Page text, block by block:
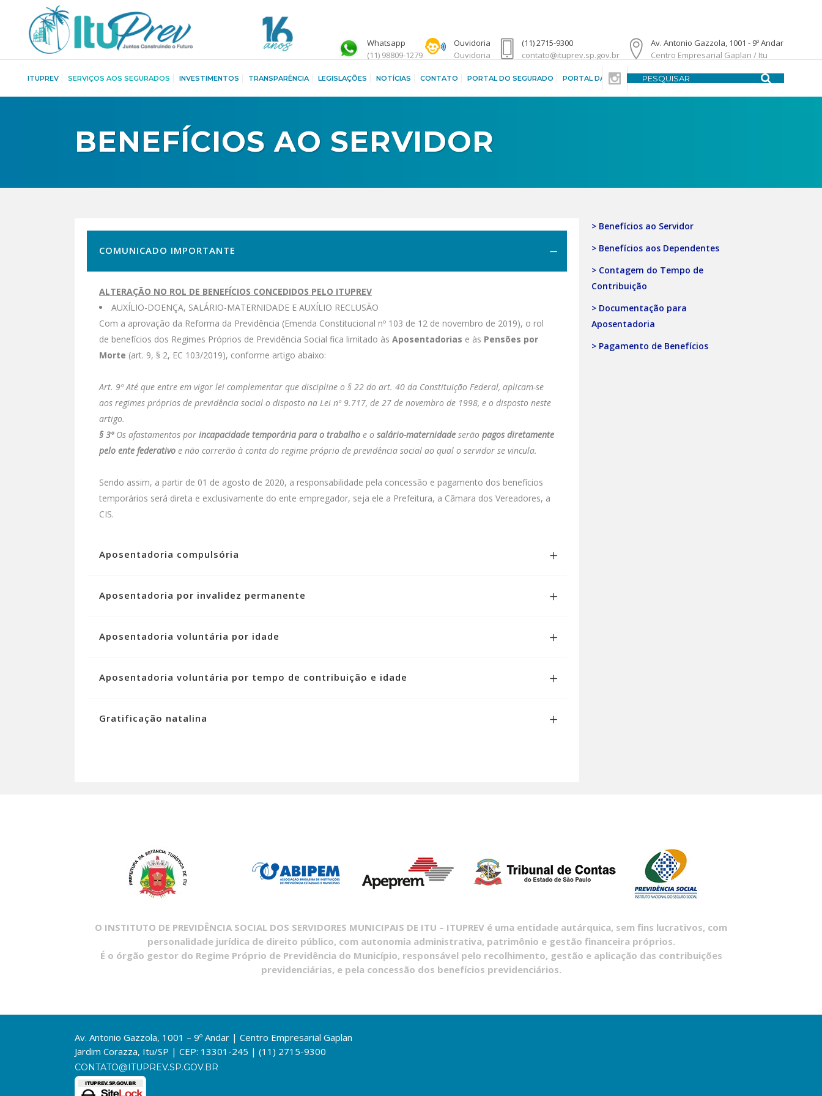
Whatsapp
(11) 98809-1279
Ouvidoria
Ouvidoria
(11) 2715-9300
contato@ituprev.sp.gov.br
Av. Antonio Gazzola, 1001 - 9º Andar
Centro Empresarial Gaplan / Itu
ITUPREV SERVIÇOS AOS SEGURADOS INVESTIMENTOS TRANSPARÊNCIA LEGISLAÇÕES NOTÍCIAS CONTATO PORTAL DO SEGURADO PORTAL DA TRANSPARÊNCIA CENTRAL DE ATENDIMENTO
BENEFÍCIOS AO SERVIDOR
COMUNICADO IMPORTANTE
ALTERAÇÃO NO ROL DE BENEFÍCIOS CONCEDIDOS PELO ITUPREV
AUXÍLIO-DOENÇA, SALÁRIO-MATERNIDADE E AUXÍLIO RECLUSÃO
Com a aprovação da Reforma da Previdência (Emenda Constitucional nº 103 de 12 de novembro de 2019), o rol
de benefícios dos Regimes Próprios de Previdência Social fica limitado às Aposentadorias e às Pensões por
Morte (art. 9, § 2, EC 103/2019), conforme artigo abaixo:
Art. 9º Até que entre em vigor lei complementar que discipline o § 22 do art. 40 da Constituição Federal, aplicam-se
aos regimes próprios de previdência social o disposto na Lei nº 9.717, de 27 de novembro de 1998, e o disposto neste
artigo.
§ 3º Os afastamentos por incapacidade temporária para o trabalho e o salário-maternidade serão pagos diretamente
pelo ente federativo e não correrão à conta do regime próprio de previdência social ao qual o servidor se vincula.
Sendo assim, a partir de 01 de agosto de 2020, a responsabilidade pela concessão e pagamento dos benefícios
temporários será direta e exclusivamente do ente empregador, seja ele a Prefeitura, a Câmara dos Vereadores, a
CIS.
Aposentadoria compulsória
Aposentadoria por invalidez permanente
Aposentadoria voluntária por idade
Aposentadoria voluntária por tempo de contribuição e idade
Gratificação natalina
> Benefícios ao Servidor
> Benefícios aos Dependentes
> Contagem do Tempo de
Contribuição
> Documentação para
Aposentadoria
> Pagamento de Benefícios
O INSTITUTO DE PREVIDÊNCIA SOCIAL DOS SERVIDORES MUNICIPAIS DE ITU – ITUPREV é uma entidade autárquica, sem fins lucrativos, com
personalidade jurídica de direito público, com autonomia administrativa, patrimônio e gestão financeira próprios.
É o órgão gestor do Regime Próprio de Previdência do Município, responsável pelo recolhimento, gestão e aplicação das contribuições
previdenciárias, e pela concessão dos benefícios previdenciários.
Av. Antonio Gazzola, 1001 – 9º Andar | Centro Empresarial Gaplan
Jardim Corazza, Itu/SP | CEP: 13301-245 | (11) 2715-9300
CONTATO@ITUPREV.SP.GOV.BR